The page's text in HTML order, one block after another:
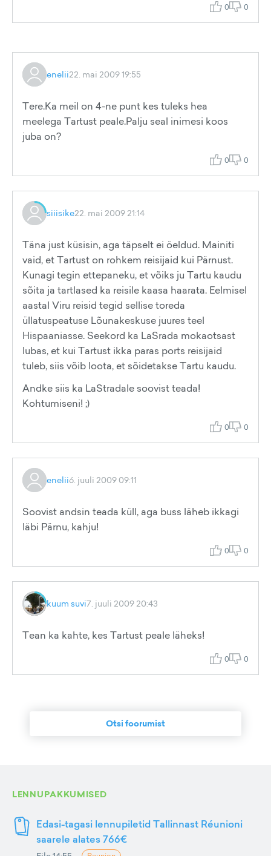
0 0
enelii22. mai 2009 19:55
Tere.Ka meil on 4-ne punt kes tuleks hea
meelega Tartust peale.Palju seal inimesi koos
juba on?
0 0
siiisike22. mai 2009 21:14
Täna just küsisin, aga täpselt ei öeldud. Mainiti
vaid, et Tartust on rohkem reisijaid kui Pärnust.
Kunagi tegin ettepaneku, et võiks ju Tartu kaudu
sõita ja tartlased ka reisile kaasa haarata. Eelmisel
aastal Viru reisid tegid sellise toreda
üllatuspeatuse Lõunakeskuse juures teel
Hispaaniasse. Seekord ka LaSrada mokaotsast
lubas, et kui Tartust ikka paras ports reisijaid
tuleb, siis võib loota, et sõidetakse Tartu kaudu.
Andke siis ka LaStradale soovist teada!
Kohtumiseni! ;)
0 0
enelii6. juuli 2009 09:11
Soovist andsin teada küll, aga buss läheb ikkagi
läbi Pärnu, kahju!
0 0
kuum suvi7. juuli 2009 20:43
Tean ka kahte, kes Tartust peale läheks!
0 0
Otsi foorumist
LENNUPAKKUMISED
Edasi-tagasi lennupiletid Tallinnast Réunioni
saarele alates 766€